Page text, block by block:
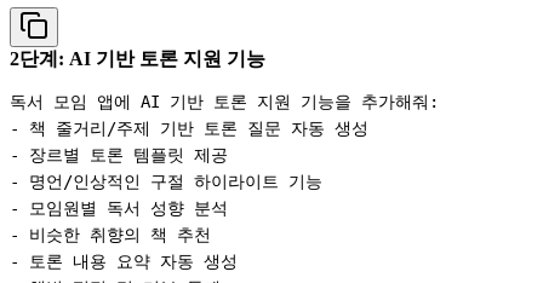
2단계: AI 기반 토론 지원 기능
독서 모임 앱에 AI 기반 토론 지원 기능을 추가해줘:
- 책 줄거리/주제 기반 토론 질문 자동 생성
- 장르별 토론 템플릿 제공
- 명언/인상적인 구절 하이라이트 기능
- 모임원별 독서 성향 분석
- 비슷한 취향의 책 추천
- 토론 내용 요약 자동 생성